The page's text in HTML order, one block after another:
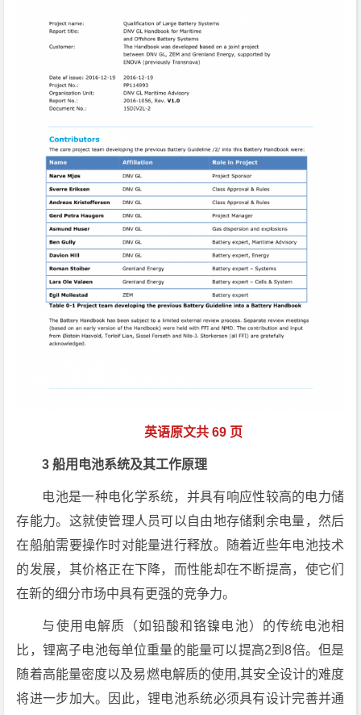
英语原文共 69 页
3 船用电池系统及其工作原理
电池是一种电化学系统，并具有响应性较高的电力储
存能力。这就使管理人员可以自由地存储剩余电量，然后
在船舶需要操作时对能量进行释放。随着近些年电池技术
的发展，其价格正在下降，而性能却在不断提高，使它们
在新的细分市场中具有更强的竞争力。
与使用电解质（如铅酸和铬镍电池）的传统电池相
比，锂离子电池每单位重量的能量可以提高2到8倍。但是
随着高能量密度以及易燃电解质的使用,其安全设计的难度
将进一步加大。因此，锂电池系统必须具有设计完善并通